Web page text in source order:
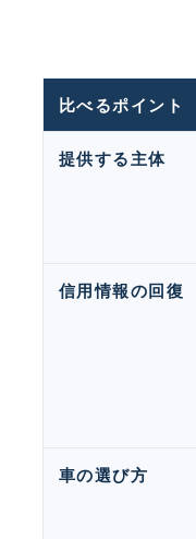
比べるポイント
提供する主体
信用情報の回復
車の選び方